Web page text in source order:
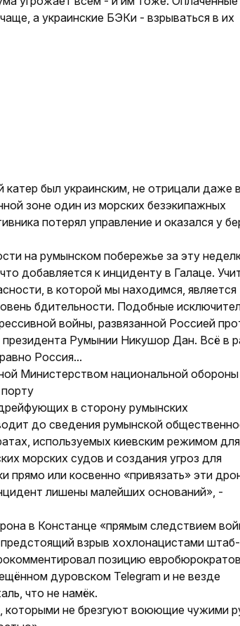
а украинские БЭКи - взрываться в их
был украинским, не отрицали даже в
зоне один из морских безэкипажных
потерял управление и оказался у
на румынском побережье за эту
добавляется к инциденту в Галаце.
в которой мы находимся, является
бдительности. Подобные
войны, развязанной Россией
Румынии Никушор Дан. Всё в
Россия...
Министерством национальной обороны
в сторону румынских
до сведения румынской
используемых киевским режимом для
морских судов и создания угроз для
или косвенно «привязать» эти
лишены малейших оснований», -
в Констанце «прямым следствием
взрыв хохлонацистами штаб-
позицию евробюрократов
дуровском Telegram и не везде
что не намёк.
которыми не брезгуют воюющие чужими